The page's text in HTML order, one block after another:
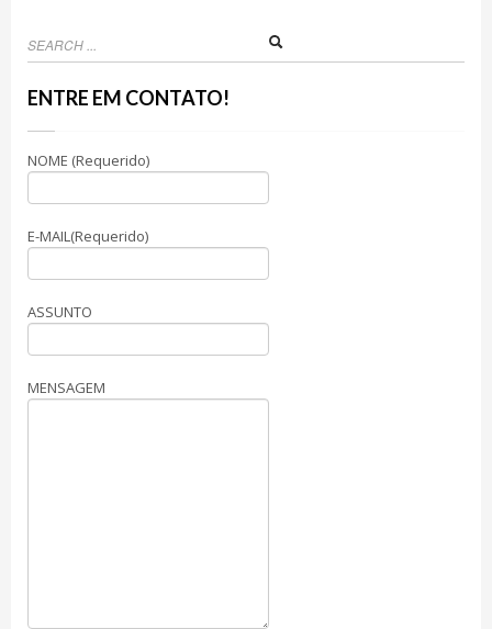
ENTRE EM CONTATO!
NOME (Requerido)
E-MAIL(Requerido)
ASSUNTO
MENSAGEM